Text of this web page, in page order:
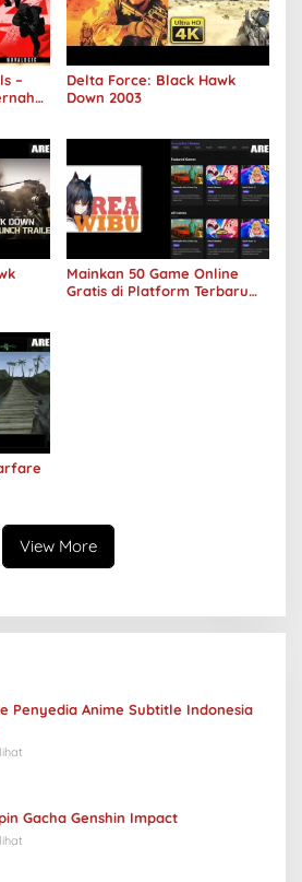
–
Delta Force: Black Hawk
Down 2003
Mainkan 50 Game Online
Gratis di Platform Terbaru
View More
Penyedia Anime Subtitle Indonesia
Gacha Genshin Impact